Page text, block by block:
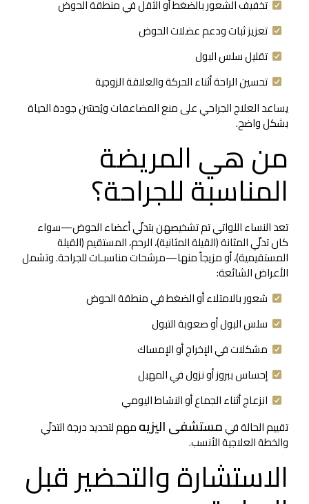
تخفيف الشعور بالضغط أو الثقل في منطقة الحوض
تعزيز ثبات ودعم عضلات الحوض
تقليل سلس البول
تحسين الراحة أثناء الحركة والعلاقة الزوجية
يساعد العلاج الجراحي على منع المضاعفات ويُحسّن جودة الحياة
بشكل واضح.
من هي المريضة
المناسبة للجراحة؟
تعد النساء اللواتي تم تشخيصهن بتدلّي أعضاء الحوض—سواء
كان تدلّي المثانة (القيلة المثانية)، الرحم، المستقيم (القيلة
المستقيمية)، أو مزيجاً منها—مرشحات مناسبـات للجراحة. وتشمل
الأعراض الشائعة:
شعور بالامتلاء أو الضغط في منطقة الحوض
سلس البول أو صعوبة التبول
مشكلات في الإخراج أو الإمساك
إحساس ببروز أو نزول في المهبل
انزعاج أثناء الجماع أو النشاط اليومي
تقييم الحالة فيمستشفى اليزيهمهم لتحديد درجة التدلّي
والخطة العلاجية الأنسب.
الاستشارة والتحضير قبل